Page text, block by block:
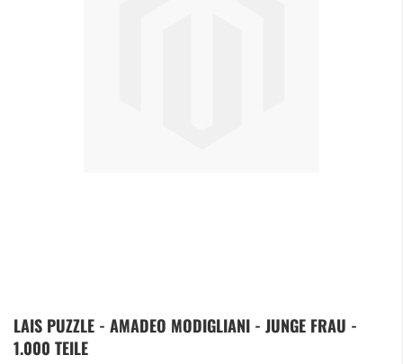
Anfang
der
LAIS PUZZLE - AMADEO MODIGLIANI - JUNGE FRAU -
1.000 TEILE